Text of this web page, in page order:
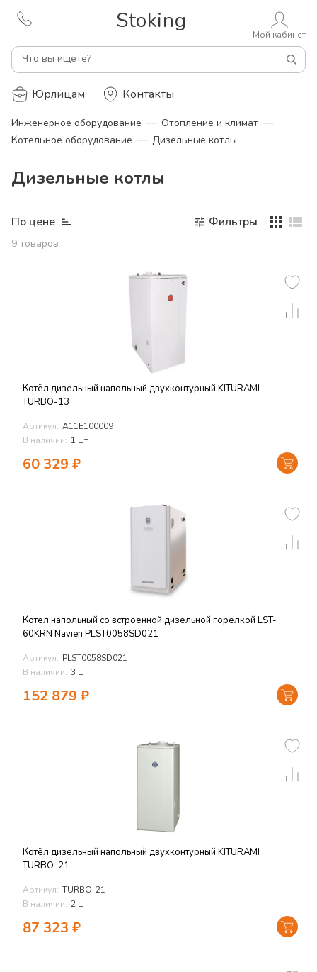
Stoking
Что вы ищете?
Мой кабинет
Юрлицам Контакты
Инженерное оборудование — Отопление и климат —
Котельное оборудование — Дизельные котлы
Дизельные котлы
По цене
9 товаров
Фильтры
Котёл дизельный напольный двухконтурный KITURAMI
TURBO-13
Артикул: A11E100009
В наличии: 1 шт
60 329 ₽
Котел напольный со встроенной дизельной горелкой LST-
60KRN Navien PLST0058SD021
Артикул: PLST0058SD021
В наличии: 3 шт
152 879 ₽
Котёл дизельный напольный двухконтурный KITURAMI
TURBO-21
Артикул: TURBO-21
В наличии: 2 шт
87 323 ₽